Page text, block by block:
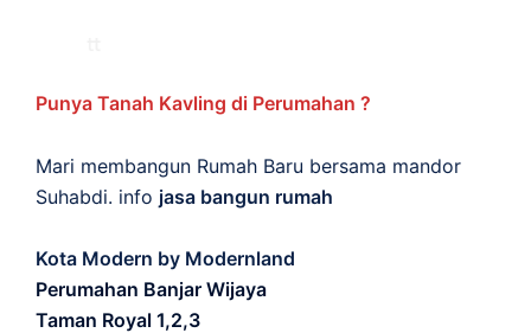
Punya Tanah Kavling di Perumahan ?
Mari membangun Rumah Baru bersama mandor
Suhabdi. info jasa bangun rumah
Kota Modern by Modernland
Perumahan Banjar Wijaya
Taman Royal 1,2,3